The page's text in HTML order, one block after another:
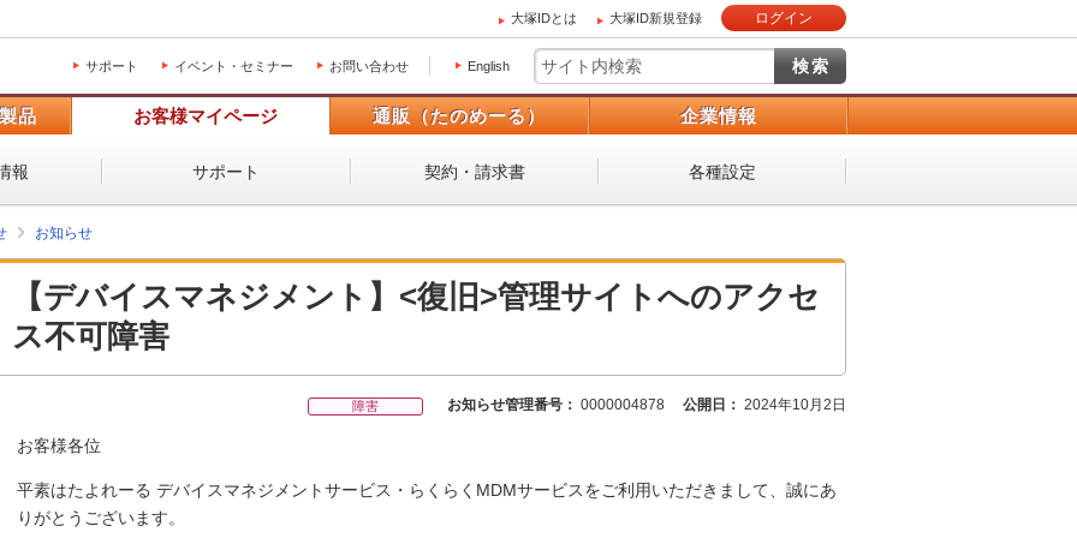
大塚IDとは 大塚ID新規登録 ログイン
サポート イベント・セミナー お問い合わせ English
品 お客様マイページ 通販（たのめーる） 企業情報
報 サポート 契約・請求書 各種設定
お知らせ
【デバイスマネジメント】<復旧>管理サイトへのアクセ
ス不可障害
障害 お知らせ管理番号： 0000004878 公開日： 2024年10月2日
お客様各位
平素はたよれーる デバイスマネジメントサービス・らくらくMDMサービスをご利用いただきまして、誠にあ
りがとうございます。